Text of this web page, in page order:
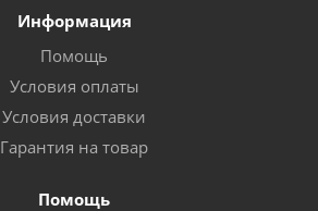
Информация
Помощь
Условия оплаты
Условия доставки
Гарантия на товар
Помощь